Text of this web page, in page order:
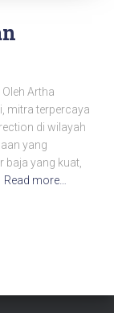
Artha
mitra terpercaya
di wilayah
yang
yang kuat,
Read more…